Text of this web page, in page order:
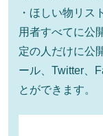
・ほしい物リス
用者すべてに公
定の人だけに公
ール、Twitter、
とができます。